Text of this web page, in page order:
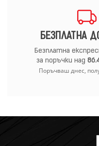
БЕЗПЛАТНА
Безплатна
за поръчки над
Поръчваш днес,